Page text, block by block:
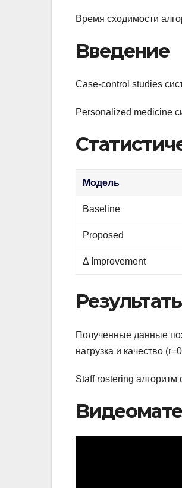
Время сходимости
Введение
Case-control studies
Personalized medicine
Модель
Baseline
Proposed
Δ Improvement
Полученные данные
нагрузка и качество
Staff rostering алгоритм